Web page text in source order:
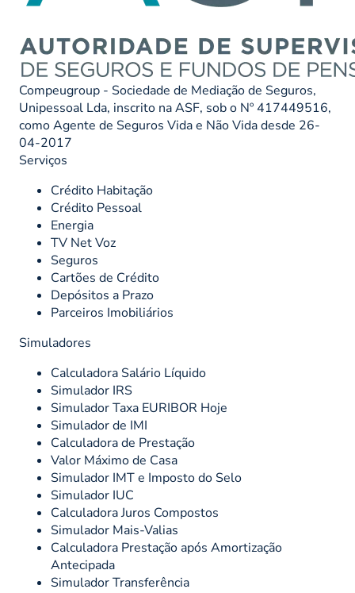
Compeugroup - Sociedade de Mediação de Seguros,
Unipessoal Lda, inscrito na ASF, sob o Nº 417449516,
como Agente de Seguros Vida e Não Vida desde 26-
04-2017
Serviços
Crédito Habitação
Crédito Pessoal
Energia
TV Net Voz
Seguros
Cartões de Crédito
Depósitos a Prazo
Parceiros Imobiliários
Simuladores
Calculadora Salário Líquido
Simulador IRS
Simulador Taxa EURIBOR Hoje
Simulador de IMI
Calculadora de Prestação
Valor Máximo de Casa
Simulador IMT e Imposto do Selo
Simulador IUC
Calculadora Juros Compostos
Simulador Mais-Valias
Calculadora Prestação após Amortização
Antecipada
Simulador Transferência